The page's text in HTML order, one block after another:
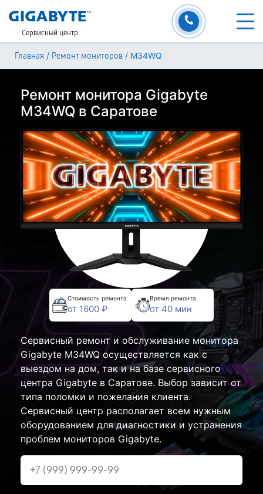
Сервисный центр
Главная / Ремонт мониторов / M34WQ
Ремонт монитора Gigabyte
M34WQ в Саратове
Стоимость ремонта
от 1600 ₽
Время ремонта
от 40 мин
Сервисный ремонт и обслуживание монитора
Gigabyte M34WQ осуществляется как с
выездом на дом, так и на базе сервисного
центра Gigabyte в Саратове. Выбор зависит от
типа поломки и пожелания клиента.
Сервисный центр располагает всем нужным
оборудованием для диагностики и устранения
проблем мониторов Gigabyte.